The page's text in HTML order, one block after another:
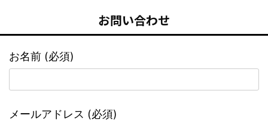
お問い合わせ
お名前 (必須)
メールアドレス (必須)